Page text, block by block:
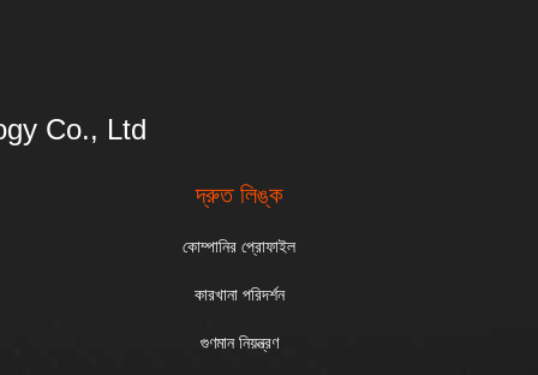
Co., Ltd
দ্রুত লিঙ্ক
কোম্পানির প্রোফাইল
কারখানা পরিদর্শন
গুণমান নিয়ন্ত্রণ